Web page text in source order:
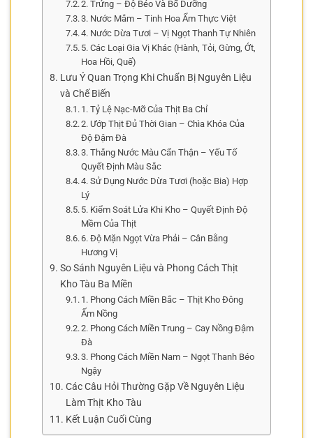
2. Trứng – Độ Béo Và Bổ Dưỡng
3. Nước Mắm – Tinh Hoa Ẩm Thực Việt
4. Nước Dừa Tươi – Vị Ngọt Thanh Tự Nhiên
5. Các Loại Gia Vị Khác (Hành, Tỏi, Gừng, Ớt,
Hoa Hồi, Quế)
Lưu Ý Quan Trọng Khi Chuẩn Bị Nguyên Liệu
và Chế Biến
1. Tỷ Lệ Nạc-Mỡ Của Thịt Ba Chỉ
2. Ướp Thịt Đủ Thời Gian – Chìa Khóa Của
Độ Đậm Đà
3. Thắng Nước Màu Cẩn Thận – Yếu Tố
Quyết Định Màu Sắc
4. Sử Dụng Nước Dừa Tươi (hoặc Bia) Hợp
Lý
5. Kiểm Soát Lửa Khi Kho – Quyết Định Độ
Mềm Của Thịt
6. Độ Mặn Ngọt Vừa Phải – Cân Bằng
Hương Vị
So Sánh Nguyên Liệu và Phong Cách Thịt
Kho Tàu Ba Miền
1. Phong Cách Miền Bắc – Thịt Kho Đông
Ấm Nồng
2. Phong Cách Miền Trung – Cay Nồng Đậm
Đà
3. Phong Cách Miền Nam – Ngọt Thanh Béo
Ngậy
Các Câu Hỏi Thường Gặp Về Nguyên Liệu
Làm Thịt Kho Tàu
Kết Luận Cuối Cùng